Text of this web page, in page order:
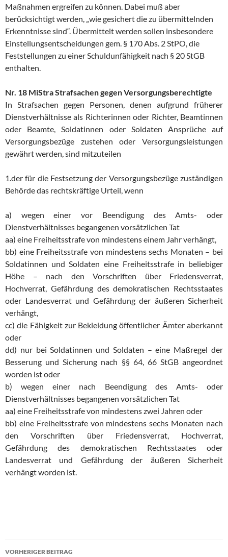
Maßnahmen ergreifen zu können. Dabei muß aber
berücksichtigt werden, „wie gesichert die zu übermittelnden
Erkenntnisse sind“. Übermittelt werden sollen insbesondere
Einstellungsentscheidungen gem. § 170 Abs. 2 StPO, die
Feststellungen zu einer Schuldunfähigkeit nach § 20 StGB
enthalten.
Nr. 18 MiStra Strafsachen gegen Versorgungsberechtigte
In Strafsachen gegen Personen, denen aufgrund früherer
Dienstverhältnisse als Richterinnen oder Richter, Beamtinnen
oder Beamte, Soldatinnen oder Soldaten Ansprüche auf
Versorgungsbezüge zustehen oder Versorgungsleistungen
gewährt werden, sind mitzuteilen
1.der für die Festsetzung der Versorgungsbezüge zuständigen
Behörde das rechtskräftige Urteil, wenn
a) wegen einer vor Beendigung des Amts- oder
Dienstverhältnisses begangenen vorsätzlichen Tat
aa) eine Freiheitsstrafe von mindestens einem Jahr verhängt,
bb) eine Freiheitsstrafe von mindestens sechs Monaten – bei
Soldatinnen und Soldaten eine Freiheitsstrafe in beliebiger
Höhe – nach den Vorschriften über Friedensverrat,
Hochverrat, Gefährdung des demokratischen Rechtsstaates
oder Landesverrat und Gefährdung der äußeren Sicherheit
verhängt,
cc) die Fähigkeit zur Bekleidung öffentlicher Ämter aberkannt
oder
dd) nur bei Soldatinnen und Soldaten – eine Maßregel der
Besserung und Sicherung nach §§ 64, 66 StGB angeordnet
worden ist oder
b) wegen einer nach Beendigung des Amts- oder
Dienstverhältnisses begangenen vorsätzlichen Tat
aa) eine Freiheitsstrafe von mindestens zwei Jahren oder
bb) eine Freiheitsstrafe von mindestens sechs Monaten nach
den Vorschriften über Friedensverrat, Hochverrat,
Gefährdung des demokratischen Rechtsstaates oder
Landesverrat und Gefährdung der äußeren Sicherheit
verhängt worden ist.
Beitrags-
VORHERIGER BEITRAG